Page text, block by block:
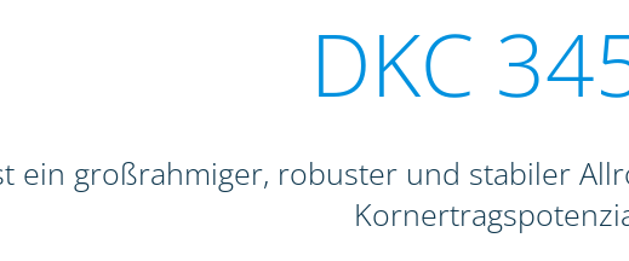
DKC
ein großrahmiger, robuster und stabiler